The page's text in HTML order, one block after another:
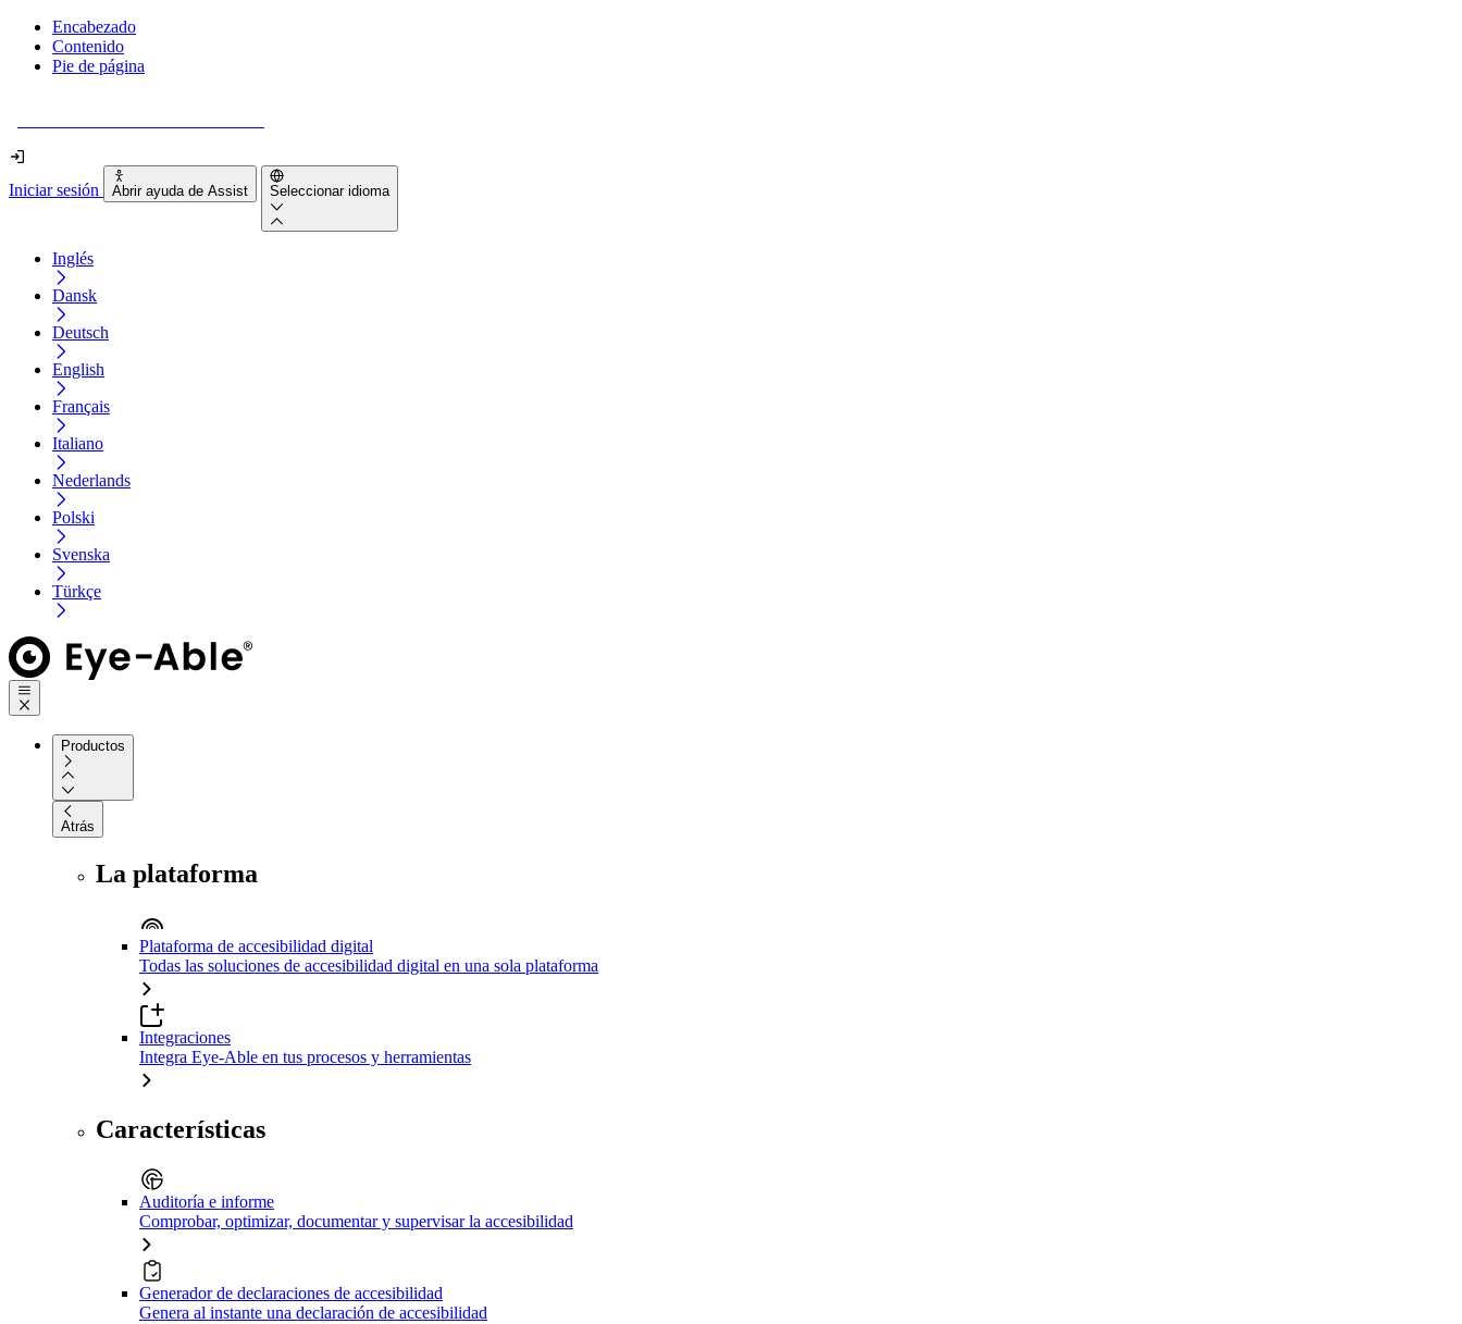
Encabezado
Contenido
Pie de página
Iniciar sesión Abrir ayuda de Assist Seleccionar idioma
Inglés
Dansk
Deutsch
English
Français
Italiano
Nederlands
Polski
Svenska
Türkçe
Productos
Atrás
La plataforma
Plataforma de accesibilidad digital
Todas las soluciones de accesibilidad digital en una sola plataforma
Integraciones
Integra Eye-Able en tus procesos y herramientas
Características
Auditoría e informe
Comprobar, optimizar, documentar y supervisar la accesibilidad
Generador de declaraciones de accesibilidad
Genera al instante una declaración de accesibilidad